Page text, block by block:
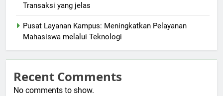
Transaksi yang jelas
Pusat Layanan Kampus: Meningkatkan Pelayanan
Mahasiswa melalui Teknologi
Recent Comments
No comments to show.